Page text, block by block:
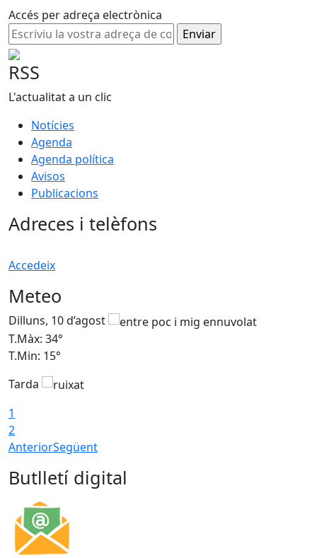
Accés per adreça electrònica
RSS
L'actualitat a un clic
Notícies
Agenda
Agenda política
Avisos
Publicacions
Adreces i telèfons
Accedeix
Meteo
Dilluns, 10 d’agost
T.Màx: 34°
T.Min: 15°
Tarda
1
2
AnteriorSegüent
Butlletí digital